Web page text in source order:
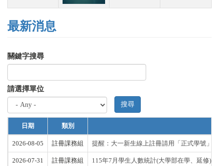
最新消息
關鍵字搜尋
請選擇單位
搜尋
日期 類別
2026-08-05 註冊課務組 提醒：大一新生線上註冊請用「正式學號」
2026-07-31 註冊課務組 115年7月學生人數統計(大學部在學、延修)